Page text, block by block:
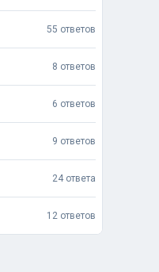
55 ответов
8 ответов
6 ответов
9 ответов
24 ответа
12 ответов